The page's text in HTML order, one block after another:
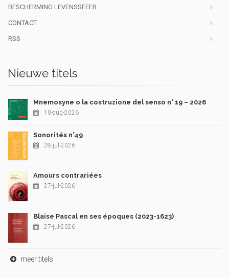
BESCHERMING LEVENSSFEER
CONTACT
RSS
Nieuwe titels
Mnemosyne o la costruzione del senso n° 19 – 2026
10-aug-2026
Sonorités n°49
28-jul-2026
Amours contrariées
27-jul-2026
Blaise Pascal en ses époques (2023-1623)
27-jul-2026
meer titels